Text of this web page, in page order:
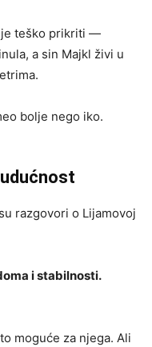
je teško prikriti —
a sin Majkl živi u
bolje nego iko.
razgovori o Lijamovoj
i stabilnosti.
moguće za njega. Ali